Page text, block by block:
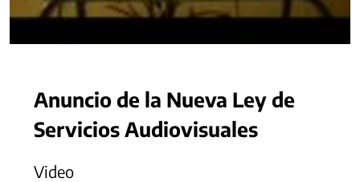
Anuncio de la Nueva Ley de
Servicios Audiovisuales
Video